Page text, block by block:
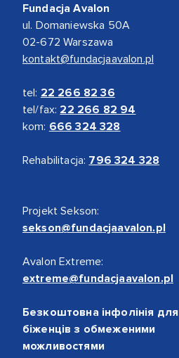
Fundacja Avalon
ul. Domaniewska 50A
02-672 Warszawa
kontakt@fundacjaavalon.pl
tel: 22 266 82 36
tel/fax: 22 266 82 94
kom: 666 324 328
Rehabilitacja: 796 324 328
Projekt Sekson:
sekson@fundacjaavalon.pl
Avalon Extreme:
extreme@fundacjaavalon.pl
Безкоштовна інфолінія для
біженців з обмеженими
можливостями